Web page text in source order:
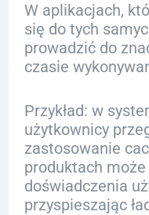
W aplikacjach,
się do tych
prowadzić do
czasie
Przykład: w
użytkownicy
zastosowanie
produktach
doświadczenia
przyspieszając